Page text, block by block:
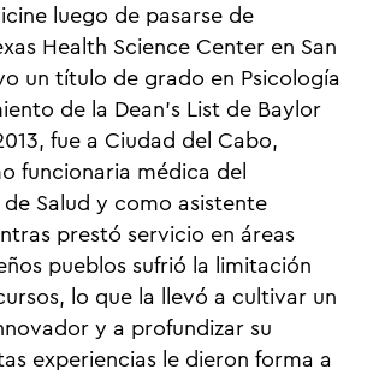
luego de pasarse de
Health Science Center en San
un título de grado en Psicología
de la Dean's List de Baylor
fue a Ciudad del Cabo,
funcionaria médica del
Salud y como asistente
prestó servicio en áreas
pueblos sufrió la limitación
lo que la llevó a cultivar un
y a profundizar su
experiencias le dieron forma a